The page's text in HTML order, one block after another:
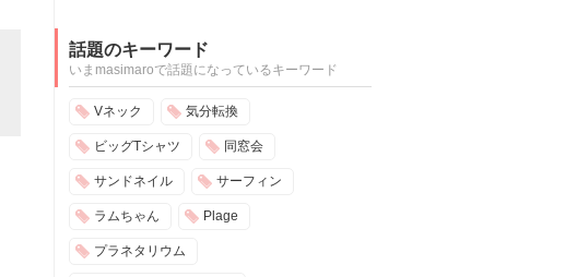
話題のキーワード
いまmasimaroで話題になっているキーワード
Vネック 気分転換
ビッグTシャツ 同窓会
サンドネイル サーフィン
ラムちゃん Plage
プラネタリウム